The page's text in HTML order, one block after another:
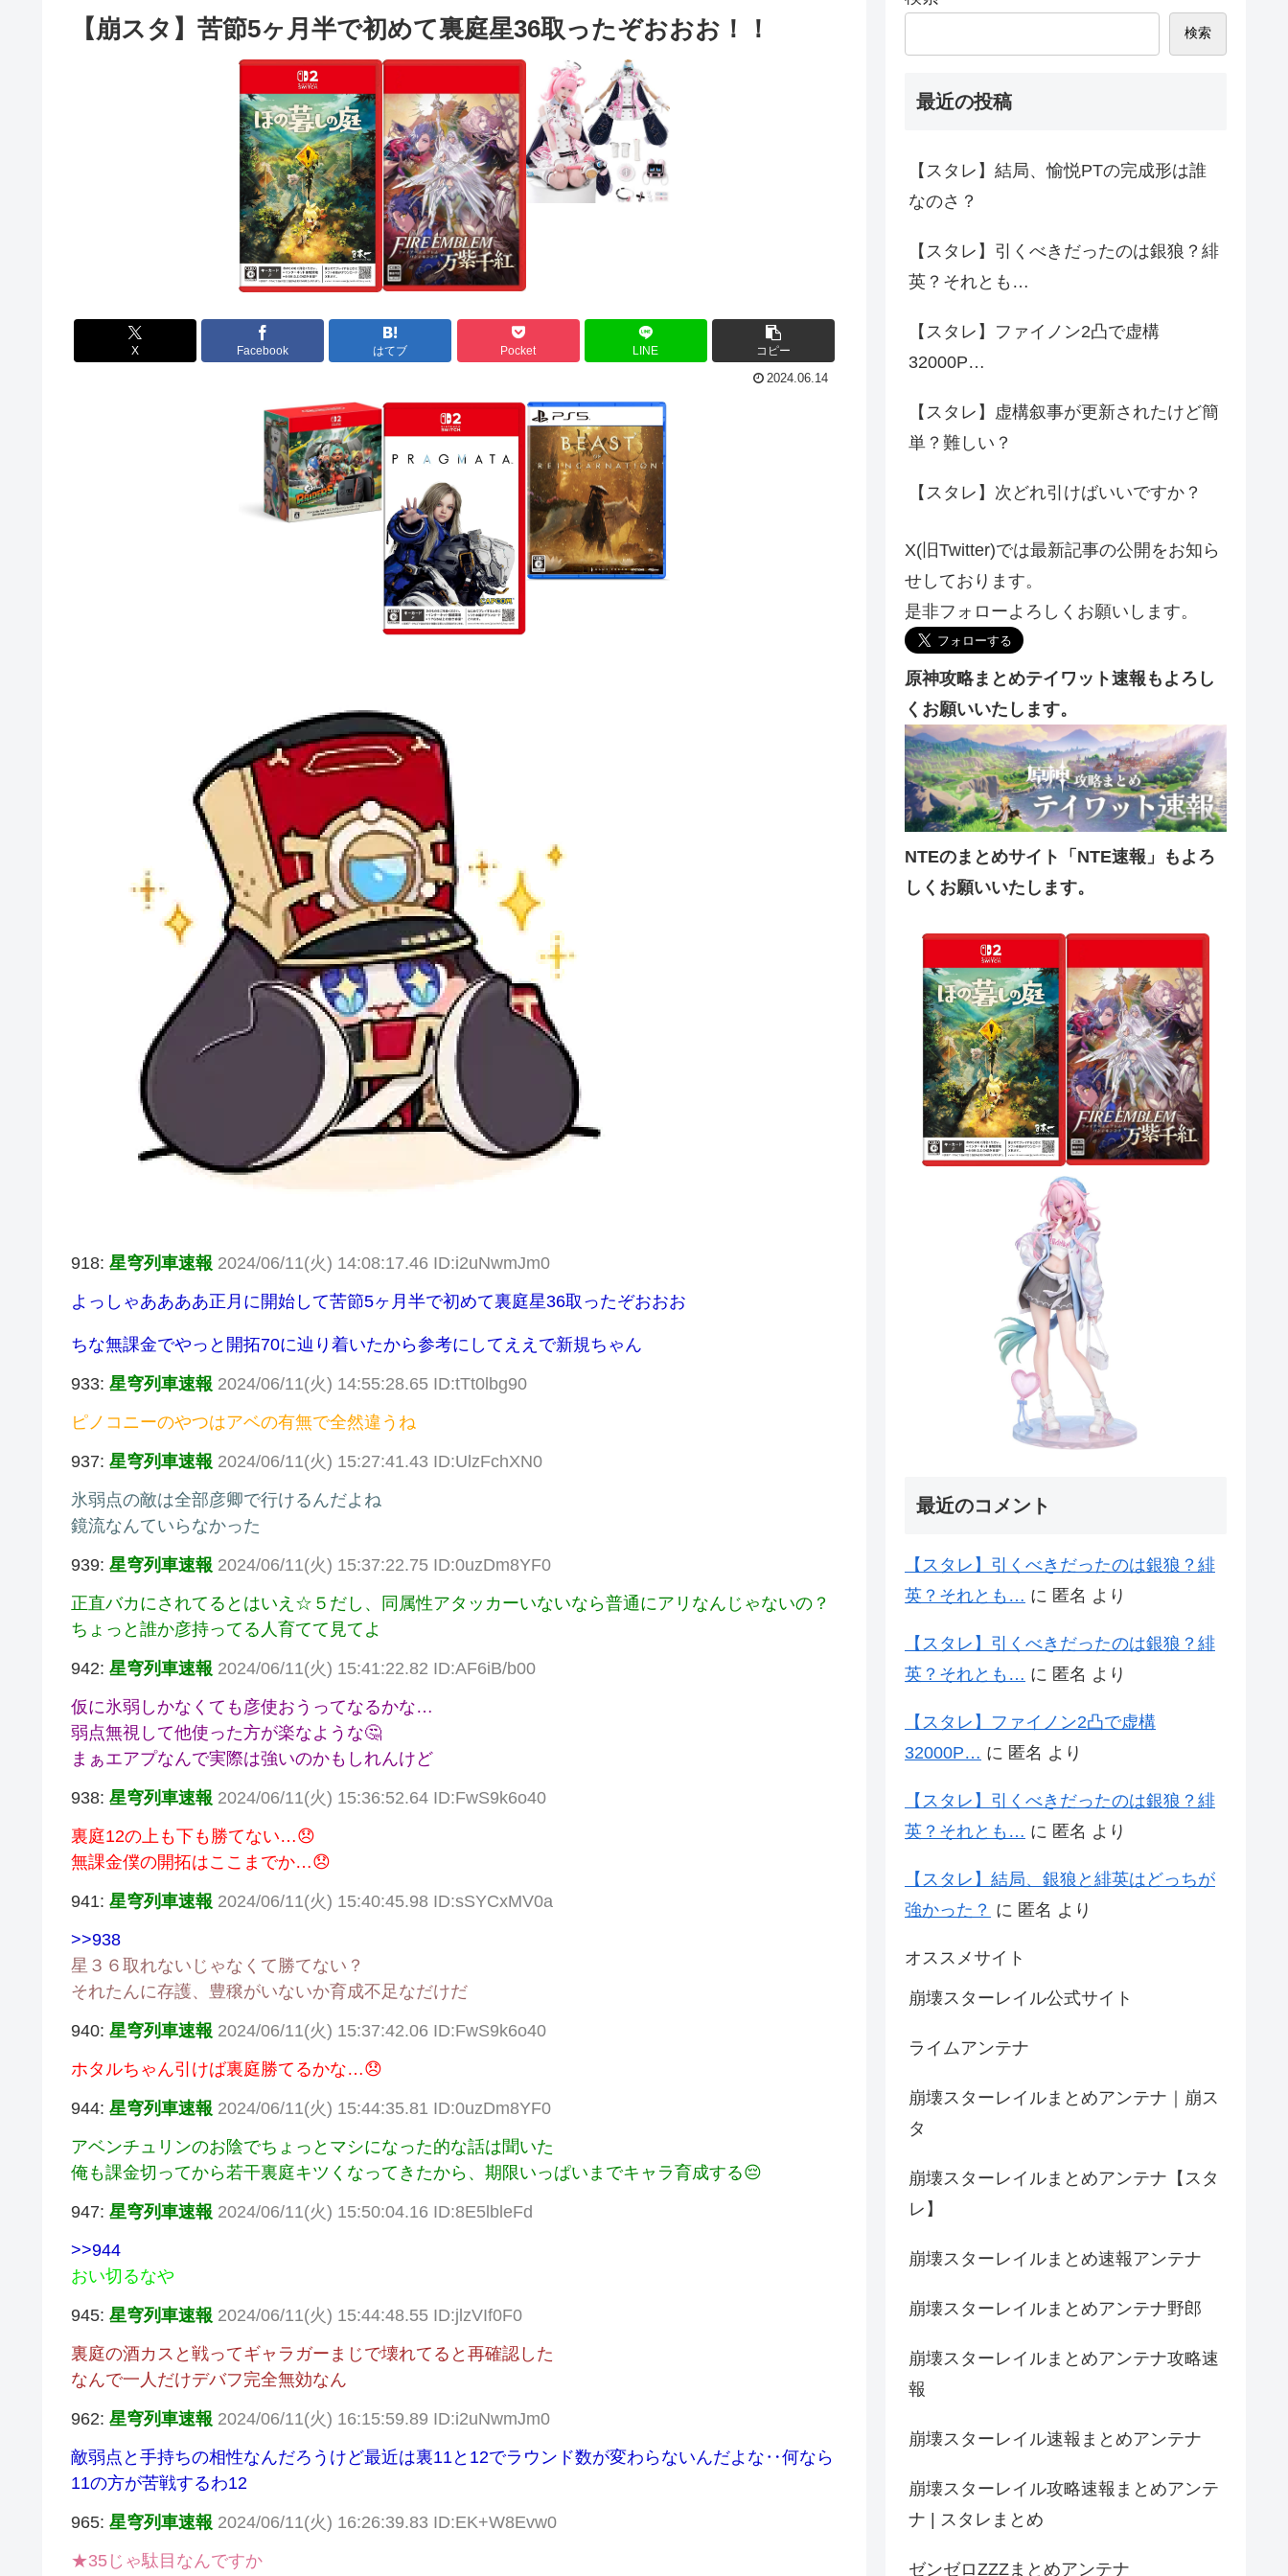
【崩スタ】苦節5ヶ月半で初めて裏庭星36取ったぞおおお！！
X Facebook はてブ Pocket LINE コピー
2024.06.14
918: 星穹列車速報 2024/06/11(火) 14:08:17.46 ID:i2uNwmJm0
よっしゃああああ正月に開始して苦節5ヶ月半で初めて裏庭星36取ったぞおおお
ちな無課金でやっと開拓70に辿り着いたから参考にしてええで新規ちゃん
933: 星穹列車速報 2024/06/11(火) 14:55:28.65 ID:tTt0lbg90
ピノコニーのやつはアベの有無で全然違うね
937: 星穹列車速報 2024/06/11(火) 15:27:41.43 ID:UlzFchXN0
氷弱点の敵は全部彦卿で行けるんだよね
鏡流なんていらなかった
939: 星穹列車速報 2024/06/11(火) 15:37:22.75 ID:0uzDm8YF0
正直バカにされてるとはいえ☆５だし、同属性アタッカーいないなら普通にアリなんじゃないの？
ちょっと誰か彦持ってる人育てて見てよ
942: 星穹列車速報 2024/06/11(火) 15:41:22.82 ID:AF6iB/b00
仮に氷弱しかなくても彦使おうってなるかな…
弱点無視して他使った方が楽なような🤔
まぁエアプなんで実際は強いのかもしれんけど
938: 星穹列車速報 2024/06/11(火) 15:36:52.64 ID:FwS9k6o40
裏庭12の上も下も勝てない…😞
無課金僕の開拓はここまでか…😞
941: 星穹列車速報 2024/06/11(火) 15:40:45.98 ID:sSYCxMV0a
>>938
星３６取れないじゃなくて勝てない？
それたんに存護、豊穣がいないか育成不足なだけだ
940: 星穹列車速報 2024/06/11(火) 15:37:42.06 ID:FwS9k6o40
ホタルちゃん引けば裏庭勝てるかな…😞
944: 星穹列車速報 2024/06/11(火) 15:44:35.81 ID:0uzDm8YF0
アベンチュリンのお陰でちょっとマシになった的な話は聞いた
俺も課金切ってから若干裏庭キツくなってきたから、期限いっぱいまでキャラ育成する😔
947: 星穹列車速報 2024/06/11(火) 15:50:04.16 ID:8E5lbleFd
>>944
おい切るなや
945: 星穹列車速報 2024/06/11(火) 15:44:48.55 ID:jlzVIf0F0
裏庭の酒カスと戦ってギャラガーまじで壊れてると再確認した
なんで一人だけデバフ完全無効なん
962: 星穹列車速報 2024/06/11(火) 16:15:59.89 ID:i2uNwmJm0
敵弱点と手持ちの相性なんだろうけど最近は裏11と12でラウンド数が変わらないんだよな‥何なら
11の方が苦戦するわ12
965: 星穹列車速報 2024/06/11(火) 16:26:39.83 ID:EK+W8Evw0
★35じゃ駄目なんですか
検索
最近の投稿
【スタレ】結局、愉悦PTの完成形は誰
なのさ？
【スタレ】引くべきだったのは銀狼？緋
英？それとも…
【スタレ】ファイノン2凸で虚構
32000P…
【スタレ】虚構叙事が更新されたけど簡
単？難しい？
【スタレ】次どれ引けばいいですか？
X(旧Twitter)では最新記事の公開をお知ら
せしております。
是非フォローよろしくお願いします。
原神攻略まとめテイワット速報もよろし
くお願いいたします。
NTEのまとめサイト「NTE速報」もよろ
しくお願いいたします。
最近のコメント
【スタレ】引くべきだったのは銀狼？緋
英？それとも… に 匿名 より
【スタレ】引くべきだったのは銀狼？緋
英？それとも… に 匿名 より
【スタレ】ファイノン2凸で虚構
32000P… に 匿名 より
【スタレ】引くべきだったのは銀狼？緋
英？それとも… に 匿名 より
【スタレ】結局、銀狼と緋英はどっちが
強かった？ に 匿名 より
オススメサイト
崩壊スターレイル公式サイト
ライムアンテナ
崩壊スターレイルまとめアンテナ｜崩ス
タ
崩壊スターレイルまとめアンテナ【スタ
レ】
崩壊スターレイルまとめ速報アンテナ
崩壊スターレイルまとめアンテナ野郎
崩壊スターレイルまとめアンテナ攻略速
報
崩壊スターレイル速報まとめアンテナ
崩壊スターレイル攻略速報まとめアンテ
ナ | スタレまとめ
ゼンゼロZZZまとめアンテナ